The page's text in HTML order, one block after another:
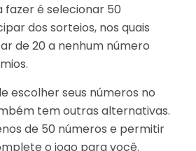
fazer é selecionar 50
dos sorteios, nos quais
de 20 a nenhum número
escolher seus números no
tem outras alternativas.
de 50 números e permitir
o jogo para você.